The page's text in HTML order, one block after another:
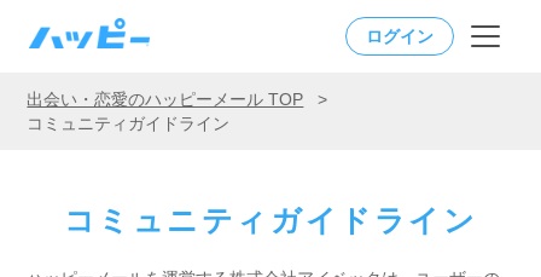
ログイン
出会い・恋愛のハッピーメール TOP
>
コミュニティガイドライン
コミュニティガイドライン